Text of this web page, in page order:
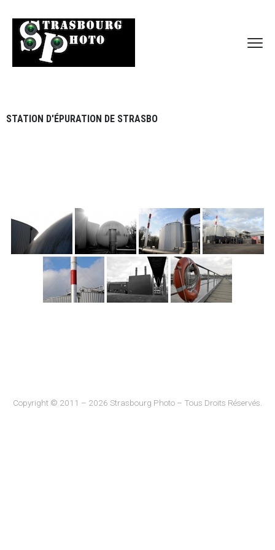
STATION D'ÉPURATION DE STRASBO
Copyright © 2011 – 2026 Strasbourg Photo – Tous Droits Réservés.